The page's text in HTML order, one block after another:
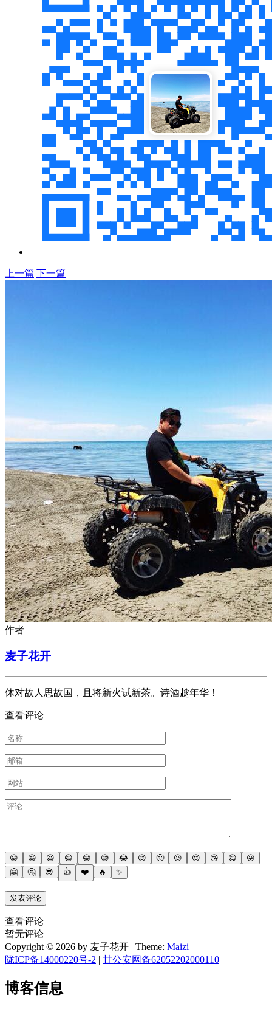
上一篇 下一篇
作者
麦子花开
休对故人思故国，且将新火试新茶。诗酒趁年华！
查看评论
😀 😀 😃 😄 😁 😅 😂 😊 🙂 😉 😍 😘 😋
😜
🤗
🤔 😎 👍 ❤️ 🔥 ✨
查看评论
暂无评论
Copyright © 2026 by 麦子花开 | Theme: Maizi
陇ICP备14000220号-2 | 甘公安网备62052202000110
博客信息